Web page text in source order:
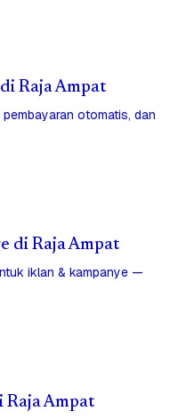
Raja Ampat
otomatis, dan
di Raja Ampat
iklan & kampanye —
Raja Ampat